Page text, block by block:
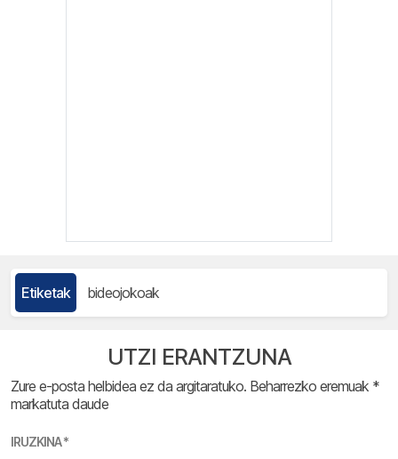
Etiketak bideojokoak
UTZI ERANTZUNA
Zure e-posta helbidea ez da argitaratuko. Beharrezko eremuak *
markatuta daude
IRUZKINA*